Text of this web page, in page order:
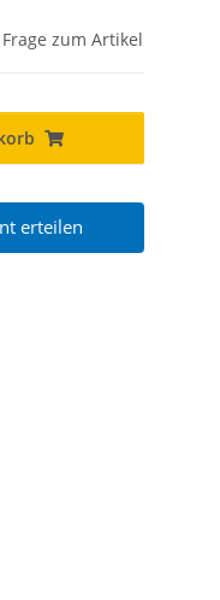
Frage zum Artikel
erteilen